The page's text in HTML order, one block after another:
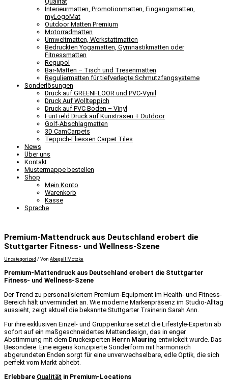
Interieurmatten, Promotionmatten, Eingangsmatten,
myLogoMat
Outdoor Matten Premium
Motorradmatten
Umweltmatten, Werkstattmatten
Bedruckten Yogamatten, Gymnastikmatten oder
Fitnessmatten
Regupol
Bar-Matten – Tisch und Tresenmatten
Reguliermatten für tiefverlegte Schmutzfangsysteme
Sonderlösungen
Druck auf GREENFLOOR und PVC-Vynil
Druck Auf Wollteppich
Druck auf PVC Boden – Vinyl
FunField Druck auf Kunstrasen + Outdoor
Golf-Abschlagmatten
3D CamCarpets
Teppich-Fliessen Carpet Tiles
News
Über uns
Kontakt
Mustermappe bestellen
Shop
Mein Konto
Warenkorb
Kasse
Sprache
Premium-Mattendruck aus Deutschland erobert die
Stuttgarter Fitness- und Wellness-Szene
Uncategorized / Von Abegail Motzke
Premium-Mattendruck aus Deutschland erobert die Stuttgarter
Fitness- und Wellness-Szene
Der Trend zu personalisiertem Premium-Equipment im Health- und Fitness-
Bereich hält unvermindert an. Wie moderne Markenpräsenz im Studio-Alltag
aussieht, zeigt aktuell die bekannte Stuttgarter Trainerin Sarah Ann.
Für ihre exklusiven Einzel- und Gruppenkurse setzt die Lifestyle-Expertin ab
sofort auf ein maßgeschneidertes Mattendesign, das in enger
Abstimmung mit dem Druckexperten Herrn Mauring entwickelt wurde. Das
Besondere: Eine eigens konzipierte Sonderform mit harmonisch
abgerundeten Enden sorgt für eine unverwechselbare, edle Optik, die sich
perfekt vom Markt abhebt.
Erlebbare Qualität in Premium-Locations